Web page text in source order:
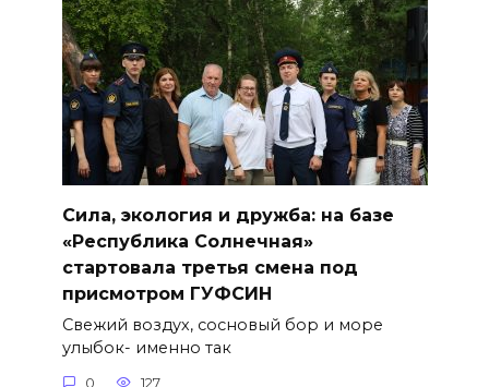
Сила, экология и дружба: на базе
«Республика Солнечная»
стартовала третья смена под
присмотром ГУФСИН
Свежий воздух, сосновый бор и море
улыбок- именно так
0 127